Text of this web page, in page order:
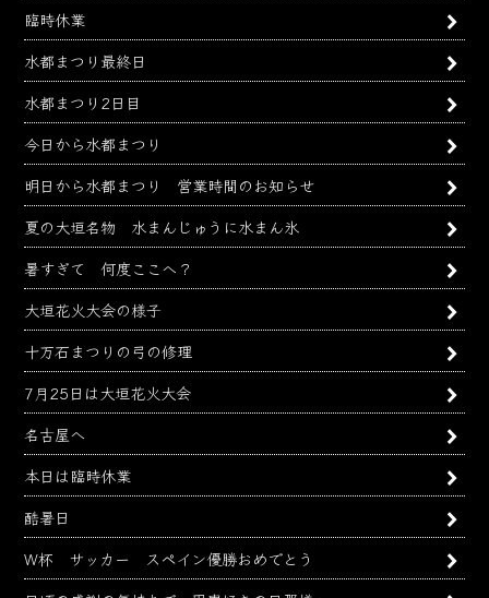
臨時休業
水都まつり最終日
水都まつり2日目
今日から水都まつり
明日から水都まつり 営業時間のお知らせ
夏の大垣名物 水まんじゅうに水まん氷
暑すぎて 何度ここへ？
大垣花火大会の様子
十万石まつりの弓の修理
7月25日は大垣花火大会
名古屋へ
本日は臨時休業
酷暑日
W杯 サッカー スペイン優勝おめでとう